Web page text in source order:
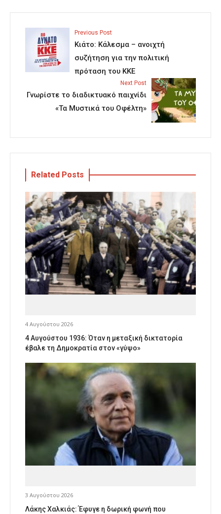
Previous Post
Κιάτο: Κάλεσμα – ανοιχτή
συζήτηση για την πολιτική
πρόταση του ΚΚΕ
Next Post
Γνωρίστε το διαδικτυακό παιχνίδι
«Τα Μυστικά του Οφέλτη»
Related Posts
4 Αυγούστου 2026
4 Αυγούστου 1936: Όταν η μεταξική δικτατορία
έβαλε τη Δημοκρατία στον «γύψο»
3 Αυγούστου 2026
Λάκης Χαλκιάς: Έφυγε η δωρική φωνή που